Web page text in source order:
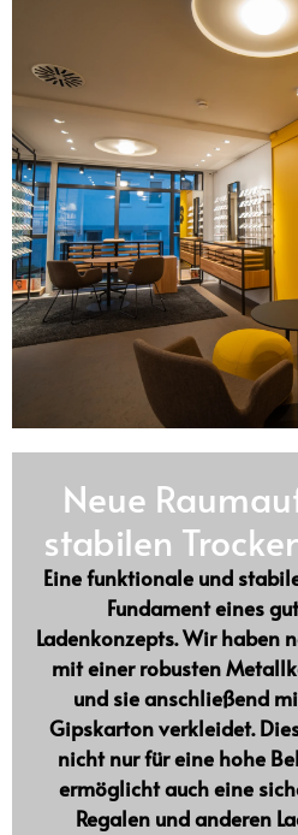
Neue
stabilen
Eine funktionale und
Fundament eines
Ladenkonzepts. Wir haben
mit einer robusten
und sie anschließend
Gipskarton verkleidet.
nicht nur füreine hohe
ermöglicht auch eine
Regalen und anderen